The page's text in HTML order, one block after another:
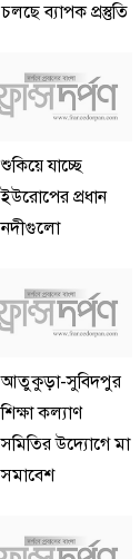
চলছে ব্যাপক প্রস্তুতি
শুকিয়ে যাচ্ছে
ইউরোপের প্রধান
নদীগুলো
আতুকুড়া-সুবিদপুর
শিক্ষা কল্যাণ
সমিতির উদ্যোগে মা
সমাবেশ